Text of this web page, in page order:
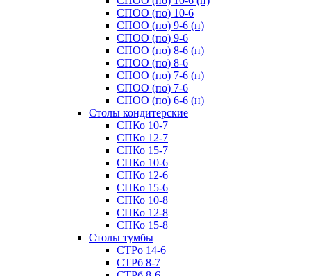
СПОО (по) 10-6
СПОО (по) 9-6 (н)
СПОО (по) 9-6
СПОО (по) 8-6 (н)
СПОО (по) 8-6
СПОО (по) 7-6 (н)
СПОО (по) 7-6
СПОО (по) 6-6 (н)
Cтолы кондитерские
СПКо 10-7
СПКо 12-7
СПКо 15-7
СПКо 10-6
СПКо 12-6
СПКо 15-6
СПКо 10-8
СПКо 12-8
СПКо 15-8
Cтолы тумбы
СТРо 14-6
СТРб 8-7